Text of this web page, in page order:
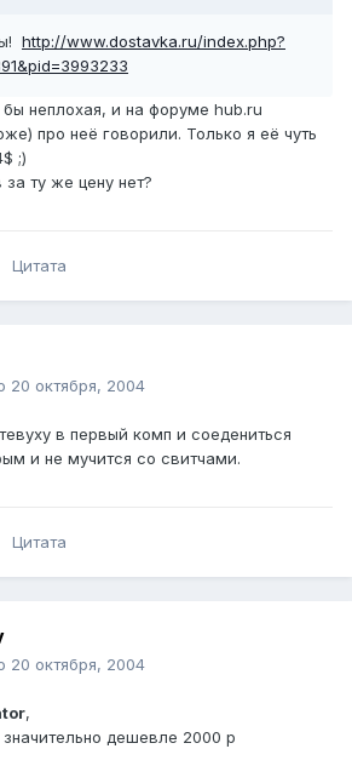
http://www.dostavka.ru/index.php?
неплохая, и на форуме hub.ru
про неё говорили. Только я её чуть
;)
ту же цену нет?
Цитата
20 октября, 2004
в первый комп и соедениться
и не мучится со свитчами.
Цитата
20 октября, 2004
,
дешевле 2000 р